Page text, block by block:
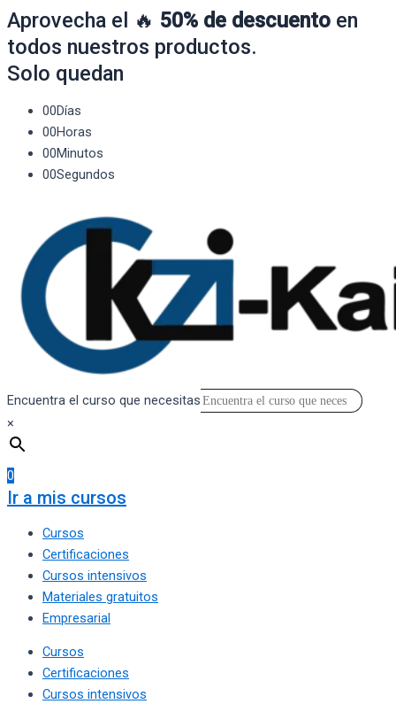
Aprovecha el 🔥 50% de descuento en
todos nuestros productos.
Solo quedan
00Días
00Horas
00Minutos
00Segundos
Encuentra el curso que necesitas
×
0
Ir a mis cursos
Cursos
Certificaciones
Cursos intensivos
Materiales gratuitos
Empresarial
Cursos
Certificaciones
Cursos intensivos